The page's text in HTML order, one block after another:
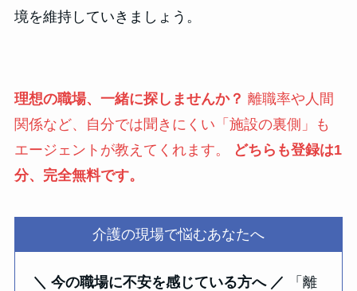
境を維持していきましょう。
理想の職場、一緒に探しませんか？ 離職率や人間
関係など、自分では聞きにくい「施設の裏側」も
エージェントが教えてくれます。
どちらも登録は1
分、完全無料です。
介護の現場で悩むあなたへ
＼ 今の職場に不安を感じている方へ ／
「離